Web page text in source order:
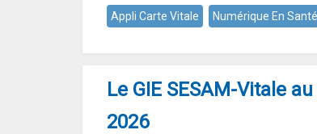
Appli Carte Vitale Numérique En Santé
Le GIE SESAM-Vitale
2026